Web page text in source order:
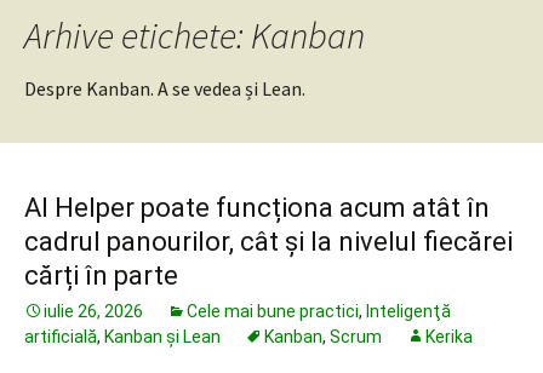
Arhive etichete: Kanban
Despre Kanban. A se vedea și Lean.
AI Helper poate funcționa acum atât în
cadrul panourilor, cât și la nivelul fiecărei
cărți în parte
iulie 26, 2026 Cele mai bune practici, Inteligenţă
artificială, Kanban și Lean Kanban, Scrum Kerika